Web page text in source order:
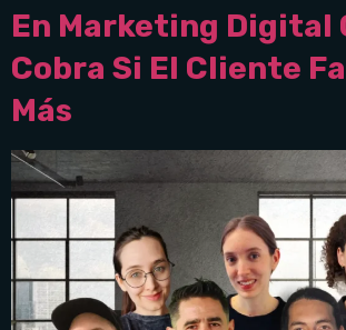
En Marketing Digital
Cobra Si El Cliente
Más